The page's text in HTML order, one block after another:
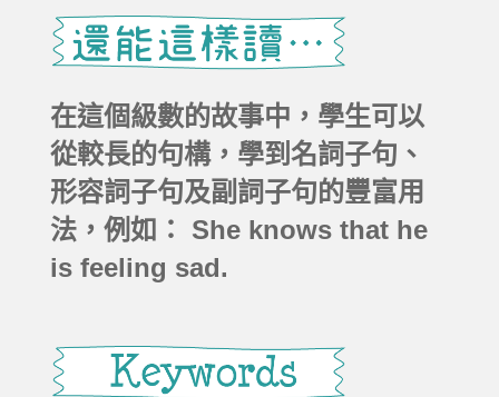
在這個級數的故事中，學生可以
從較長的句構，學到名詞子句、
形容詞子句及副詞子句的豐富用
法，例如： She knows that he
is feeling sad.